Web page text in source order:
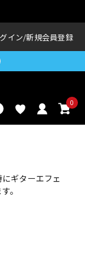
イン 新規会員登録
0
ギターエフェ
。